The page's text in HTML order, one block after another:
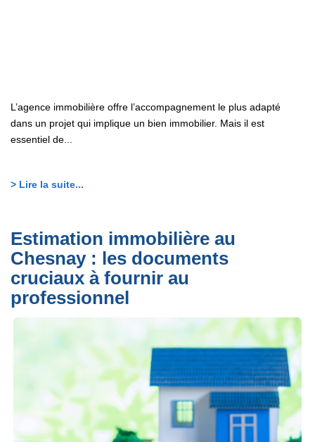
L’agence immobilière offre l’accompagnement le plus adapté
dans un projet qui implique un bien immobilier. Mais il est
essentiel de...
> Lire la suite...
Estimation immobilière au
Chesnay : les documents
cruciaux à fournir au
professionnel